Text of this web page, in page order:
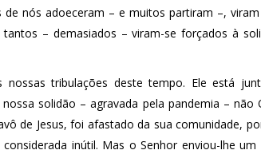
nós adoeceram – e muitos partiram –,
– demasiados – viram-se forçados à
nossas tribulações deste tempo. Ele está
solidão – agravada pela pandemia – não
de Jesus, foi afastado da sua comunidade,
inútil. Mas o Senhor enviou-lhe